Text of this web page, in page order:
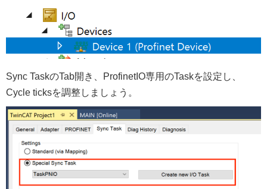
Sync TaskのTab開き、ProfinetIO専用のTaskを設定し、
Cycle ticksを調整しましょう。